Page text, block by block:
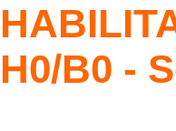
H0/B0 -